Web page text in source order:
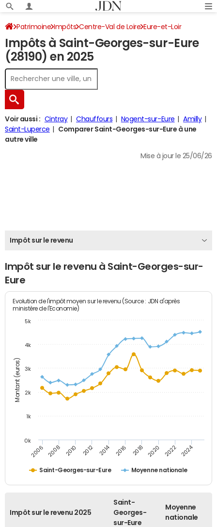
Patrimoine Impôts Centre-Val de Loire Eure-et-Loir
Saint-Georges-sur-Eure Impôt sur le revenu
Impôts à Saint-Georges-sur-Eure
(28190) en 2025
Voir aussi : Cintray Chauffours Nogent-sur-Eure
Amilly
Saint-Luperce
Comparer Saint-Georges-sur-Eure à une
autre ville
Mise à jour le 25/06/26
Impôt sur le revenu
Impôt sur le revenu à Saint-Georges-sur-
Eure
Montant (euros)
Evolution de l'impôt moyen sur le revenu (Source : JDN d'après
ministère de l'Economie)
Saint-Georges-sur-Eure Moyenne nationale
2006 2008 2010 2012 2014 2016 2018 2020 2022 2024
0k
1k
2k
3k
4k
5k
Impôt sur le revenu 2025
Saint-
Georges-
sur-Eure
Moyenne
nationale